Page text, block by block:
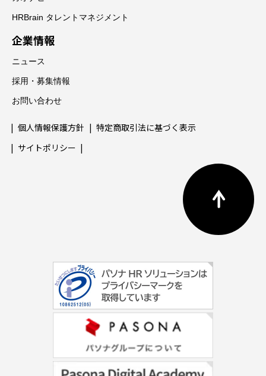
HRBrain タレントマネジメント
企業情報
ニュース
採用・募集情報
お問い合わせ
個人情報保護方針
特定商取引法に基づく表示
サイトポリシー